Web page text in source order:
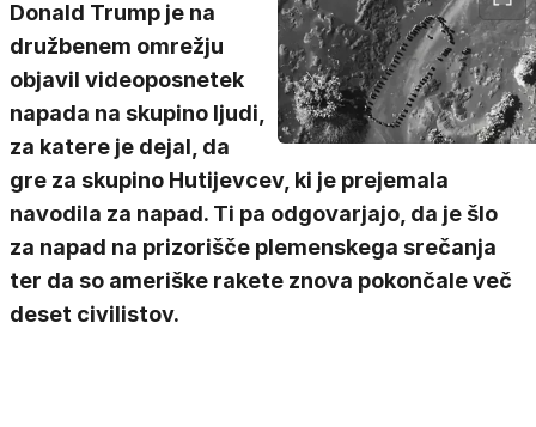
Donald Trump je na
družbenem omrežju
objavil videoposnetek
napada na skupino ljudi,
za katere je dejal, da
gre za skupino Hutijevcev, ki je prejemala
navodila za napad. Ti pa odgovarjajo, da je šlo
za napad na prizorišče plemenskega srečanja
ter da so ameriške rakete znova pokončale več
deset civilistov.